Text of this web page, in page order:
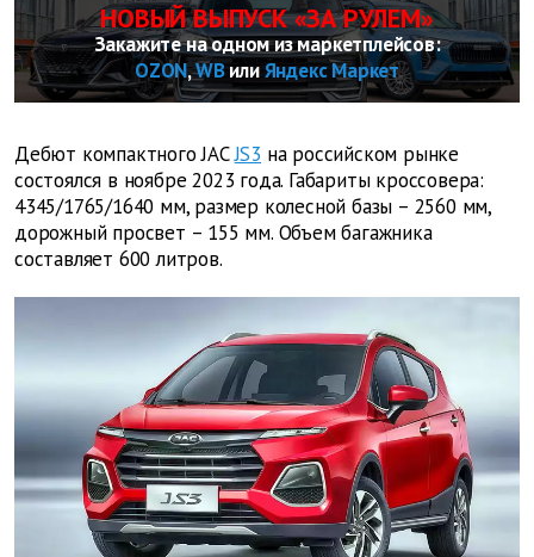
НОВЫЙ ВЫПУСК «ЗА РУЛЕМ»
Закажите на одном из маркетплейсов:
OZON,WBилиЯндекс Маркет
Дебют компактного JAC JS3 на российском рынке
состоялся в ноябре 2023 года. Габариты кроссовера:
4345/1765/1640 мм, размер колесной базы – 2560 мм,
дорожный просвет – 155 мм. Объем багажника
составляет 600 литров.